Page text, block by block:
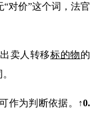
“对价”这个词，法官
卖人转移标的物的
作为判断依据。 ↑0.